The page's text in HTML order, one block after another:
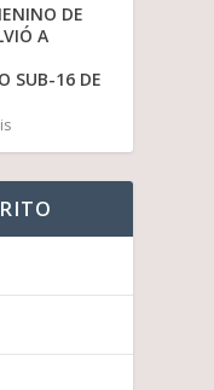
DE
A
SUB-16 DE